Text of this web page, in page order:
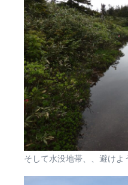
そして水没地帯、、避けよ